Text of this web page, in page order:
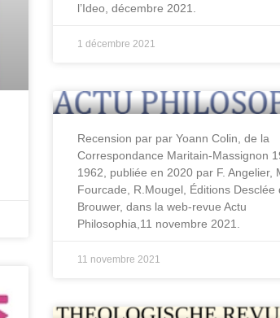
l’Ideo, décembre 2021.
1 décembre 2021
Recension par par Yoann Colin, de la
Correspondance Maritain-Massignon
1962, publiée en 2020 par F. Angelier,
Fourcade, R.Mougel, Éditions Desclée
Brouwer, dans la web-revue Actu
Philosophia,11 novembre 2021.
11 novembre 2021